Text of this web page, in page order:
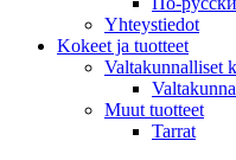
Yhteystiedot
Kokeet ja tuotteet
Valtakunnalliset
Muut tuotteet
Tarrat